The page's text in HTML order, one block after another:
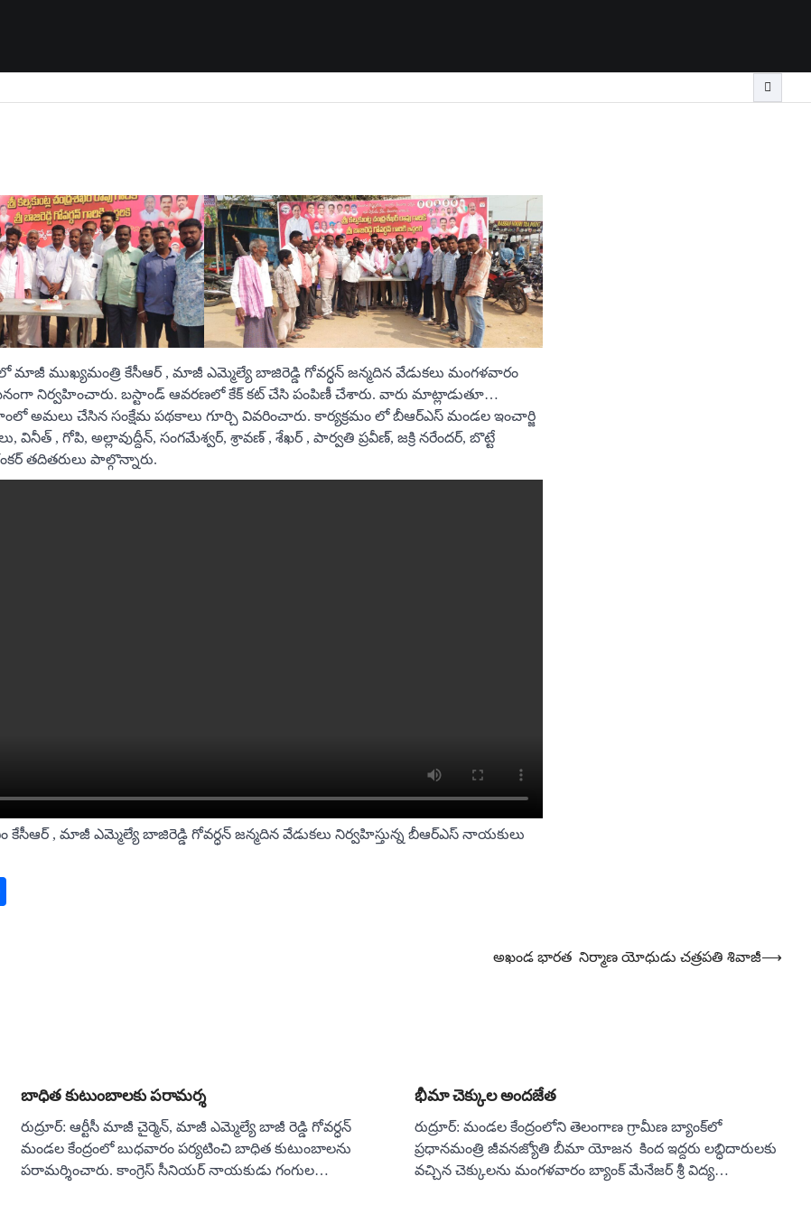
మాజీ ముఖ్యమంత్రి కేసీఆర్ , మాజీ ఎమ్మెల్యే బాజిరెడ్డి గోవర్ధన్ జన్మదిన వేడుకలు మంగళవారం
నిర్వహించారు. బస్టాండ్ ఆవరణలో కేక్ కట్ చేసి పంపిణీ చేశారు. వారు మాట్లాడుతూ…
అమలు చేసిన సంక్షేమ పథకాలు గూర్చి వివరించారు. కార్యక్రమం లో బీఆర్ఎస్ మండల ఇంచార్జి
, గోపి, అల్లావుద్దీన్, సంగమేశ్వర్, శ్రావణ్ , శేఖర్ , పార్వతి ప్రవీణ్, జక్రి నరేందర్, బొట్టే
తదితరులు పాల్గొన్నారు.
కేసీఆర్ , మాజీ ఎమ్మెల్యే బాజిరెడ్డి గోవర్ధన్ జన్మదిన వేడుకలు నిర్వహిస్తున్న బీఆర్ఎస్ నాయకులు
అఖండ భారత నిర్మాణ యోధుడు చత్రపతి శివాజీ⟶
బాధిత కుటుంబాలకు పరామర్శ
రుద్రూర్: ఆర్టీసీ మాజీ చైర్మెన్, మాజీ ఎమ్మెల్యే బాజీ రెడ్డి గోవర్ధన్
మండల కేంద్రంలో బుధవారం పర్యటించి బాధిత కుటుంబాలను
పరామర్శించారు. కాంగ్రెస్ సీనియర్ నాయకుడు గంగుల…
భీమా చెక్కుల అందజేత
రుద్రూర్: మండల కేంద్రంలోని తెలంగాణ గ్రామీణ బ్యాంక్‌లో
ప్రధానమంత్రి జీవనజ్యోతి బీమా యోజన కింద ఇద్దరు లబ్ధిదారులకు
వచ్చిన చెక్కులను మంగళవారం బ్యాంక్ మేనేజర్ శ్రీ విద్య…